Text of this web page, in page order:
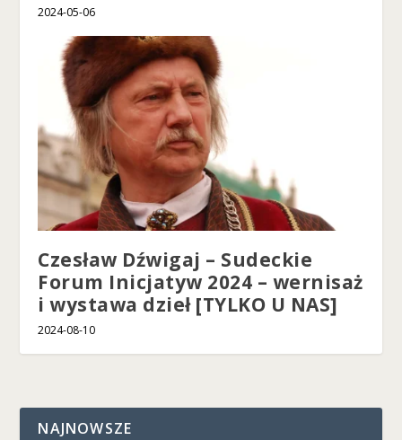
2024-05-06
Czesław Dźwigaj – Sudeckie
Forum Inicjatyw 2024 – wernisaż
i wystawa dzieł [TYLKO U NAS]
2024-08-10
NAJNOWSZE